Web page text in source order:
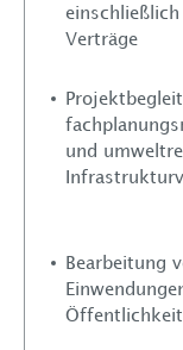
Verträge
und
Bearbeitung